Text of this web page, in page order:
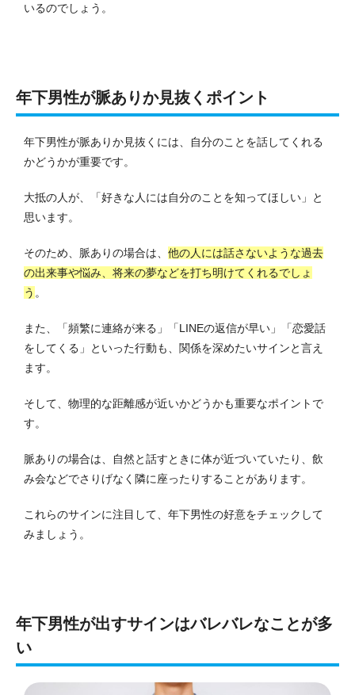
いるのでしょう。
年下男性が脈ありか見抜くポイント
年下男性が脈ありか見抜くには、自分のことを話してくれる
かどうかが重要です。
大抵の人が、「好きな人には自分のことを知ってほしい」と
思います。
そのため、脈ありの場合は、 他の人には話さないような過去
の出来事や悩み、将来の夢などを打ち明けてくれるでしょ
う 。
また、「頻繁に連絡が来る」「LINEの返信が早い」「恋愛話
をしてくる」といった行動も、関係を深めたいサインと言え
ます。
そして、物理的な距離感が近いかどうかも重要なポイントで
す。
脈ありの場合は、自然と話すときに体が近づいていたり、飲
み会などでさりげなく隣に座ったりすることがあります。
これらのサインに注目して、年下男性の好意をチェックして
みましょう。
年下男性が出すサインはバレバレなことが多
い